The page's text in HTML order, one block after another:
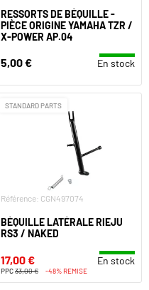
RESSORTS DE BÉQUILLE -
PIÈCE ORIGINE YAMAHA TZR /
X-POWER AP.04
5,00 € En stock
STANDARD PARTS
Référence: CGN497074
BÉQUILLE LATÉRALE RIEJU
RS3 / NAKED
17,00 € En stock
PPC33,00 € -48% REMISE